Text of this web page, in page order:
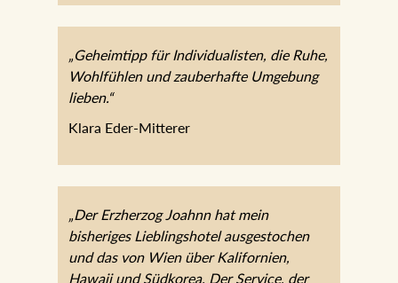
„Geheimtipp für Individualisten, die Ruhe,
Wohlfühlen und zauberhafte Umgebung
lieben.“
Klara Eder-Mitterer
„Der Erzherzog Joahnn hat mein
bisheriges Lieblingshotel ausgestochen
und das von Wien über Kalifornien,
Hawaii und Südkorea. Der Service, der